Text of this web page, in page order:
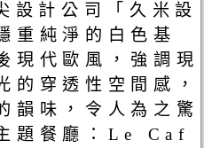
設計公司「久米設
重純淨的白色基
現代歐風，強調現
的穿透性空間感，
韻味，令人為之驚
題餐廳：Le Caf